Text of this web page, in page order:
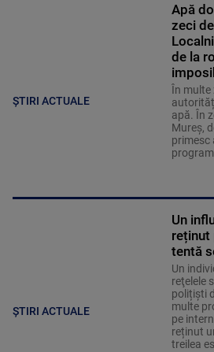
ȘTIRI ACTUALE
Apă
zeci
de la
În multe
apă. În
Mureș,
primesc
ȘTIRI ACTUALE
Un
reținut
tentă
Un
reţelele
polițiști
multe
pe
reținut
treilea